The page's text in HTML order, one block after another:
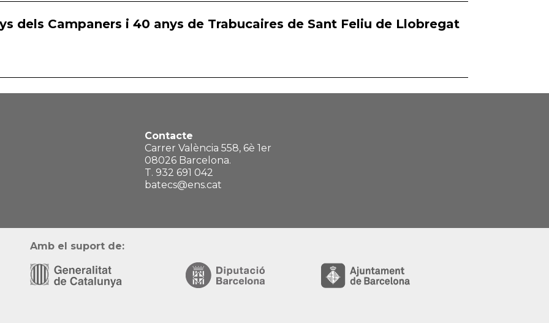
dels Campaners i 40 anys de Trabucaires de Sant Feliu de Llobregat
Contacte
Carrer València 558, 6è 1er
08026 Barcelona.
T. 932 691 042
batecs@ens.cat
Amb el suport de: